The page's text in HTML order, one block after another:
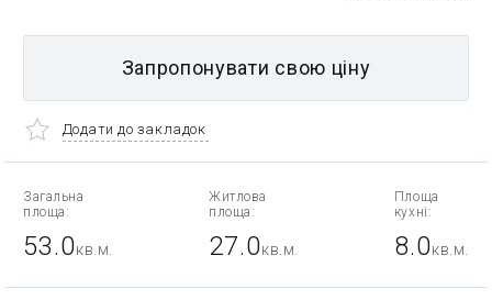
Запропонувати свою ціну
Додати до закладок
Загальна
площа:
53.0кв.м.
Житлова
площа:
27.0кв.м.
Площа
кухні:
8.0кв.м.